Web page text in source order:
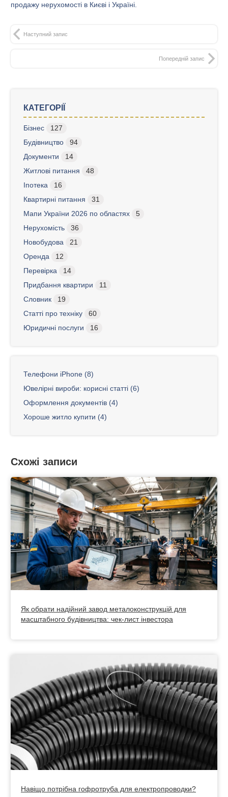
продажу нерухомості в Києві і Україні.
Наступний запис
Попередній запис
КАТЕГОРІЇ
Бізнес
127
Будівництво
94
Документи
14
Житлові питання
48
Іпотека
16
Квартирні питання
31
Мапи України 2026 по областях
5
Нерухомість
36
Новобудова
21
Оренда
12
Перевірка
14
Придбання квартири
11
Словник
19
Статті про техніку
60
Юридичні послуги
16
Телефони iPhone (8)
Ювелірні вироби: корисні статті (6)
Оформлення документів (4)
Хороше житло купити (4)
Схожі записи
Як обрати надійний завод металоконструкцій для
масштабного будівництва: чек-лист інвестора
Навіщо потрібна гофротруба для електропроводки?